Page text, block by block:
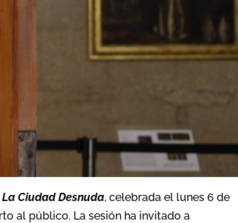
La Ciudad Desnuda, celebrada el lunes 6 de
al público. La sesión ha invitado a